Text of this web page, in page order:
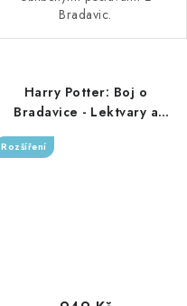
Bradavic.
Harry Potter: Boj o
Bradavice - Lektvary a
zaklínadla
Rozšíření